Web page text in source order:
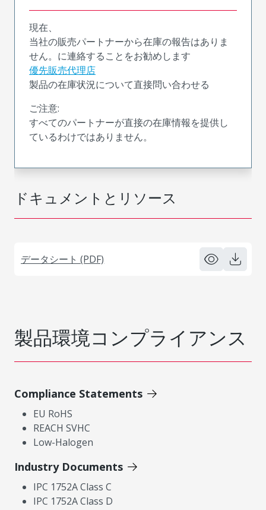
ドキュメントとリソース
データシート (PDF)
現在、
当社の販売パートナーから在庫の報告はありま
せん。に連絡することをお勧めします
優先販売代理店
製品の在庫状況について直接問い合わせる
ご注意:
すべてのパートナーが直接の在庫情報を提供し
ているわけではありません。
製品環境コンプライアンス
Compliance Statements
EU RoHS
REACH SVHC
Low-Halogen
Industry Documents
IPC 1752A Class C
IPC 1752A Class D